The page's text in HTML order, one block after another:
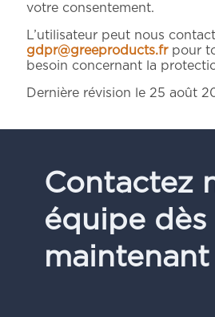
votre consentement.
L’utilisateur peut nous
gdpr@greeproducts.frpour
besoin concernant la
Dernière révision le 25 août
Contactez
équipe dès
maintenant